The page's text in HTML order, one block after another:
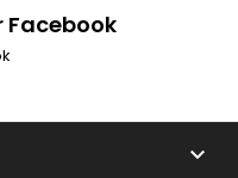
Facebook
